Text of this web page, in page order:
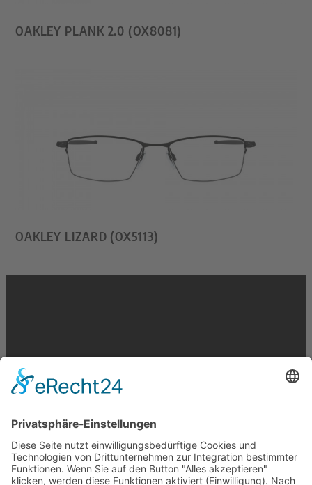
OAKLEY PLANK 2.0 (OX8081)
OAKLEY LIZARD (OX5113)